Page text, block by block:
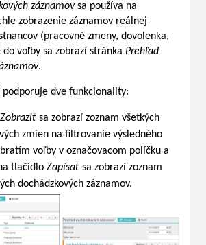
záznamovsa používa na
zobrazenie záznamov reálnej
(pracovné zmeny, dovolenka,
do voľby sa zobrazí stránka Prehľad
.
podporuje dve funkcionality:
Zobraziť sa zobrazí zoznam všetkých
zmien na filtrovanie výsledného
voľby v označovacom políčku a
tlačidlo Zapísať sa zobrazí zoznam
dochádzkových záznamov.